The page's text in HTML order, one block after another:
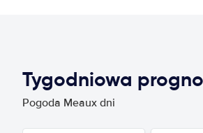
Tygodniowa
Pogoda Meaux dni